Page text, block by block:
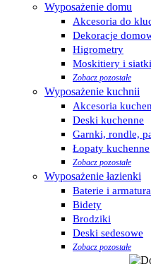
Wyposażenie domu
Akcesoria do
Dekoracje
Higrometry
Moskitiery i
Zobacz pozostałe
Wyposażenie kuchnii
Akcesoria
Deski kuchenne
Garnki, rondle,
Łopaty kuchenne
Zobacz pozostałe
Wyposażenie łazienki
Baterie i armatura
Bidety
Brodziki
Deski sedesowe
Zobacz pozostałe